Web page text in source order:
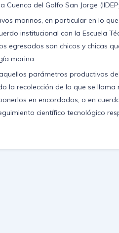
del Golfo San Jorge
marinos, en particular en lo
institucional con la Escuela
egresados son chicos y chicas
marina.
parámetros productivos
la recolección de lo que se llama
en encordados, o en
científico tecnológico